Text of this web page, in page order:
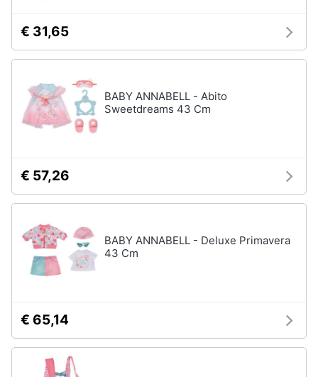
€ 31,65
BABY ANNABELL - Abito
Sweetdreams 43 Cm
€ 57,26
BABY ANNABELL - Deluxe Primavera
43 Cm
€ 65,14